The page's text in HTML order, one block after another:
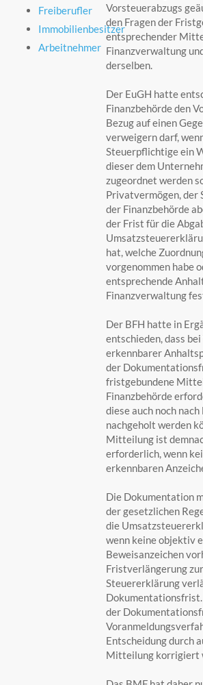
Freiberufler
Immobilienbesitzer
Arbeitnehmer
Vorsteuerabzugs
den Fragen der
entsprechender
Finanzverwaltung
derselben.
Der EuGH hatte
Finanzbehörde den
Bezug auf einen
verweigern darf,
Steuerpflichtige ein
dieser dem
zugeordnet werden
Privatvermögen, der
der Finanzbehörde
der Frist für die
hat, welche
vorgenommen habe
entsprechende
Finanzverwaltung
Der BFH hatte in
entschieden, dass
erkennbarer
der
fristgebundene
Finanzbehörde
diese auch noch
nachgeholt werden
Mitteilung ist
erforderlich, wenn
erkennbaren
Die Dokumentation
der gesetzlichen
die
wenn keine objektiv
Beweisanzeichen
Fristverlängerung
Steuererklärung
der
Entscheidung durch
Mitteilung korrigiert